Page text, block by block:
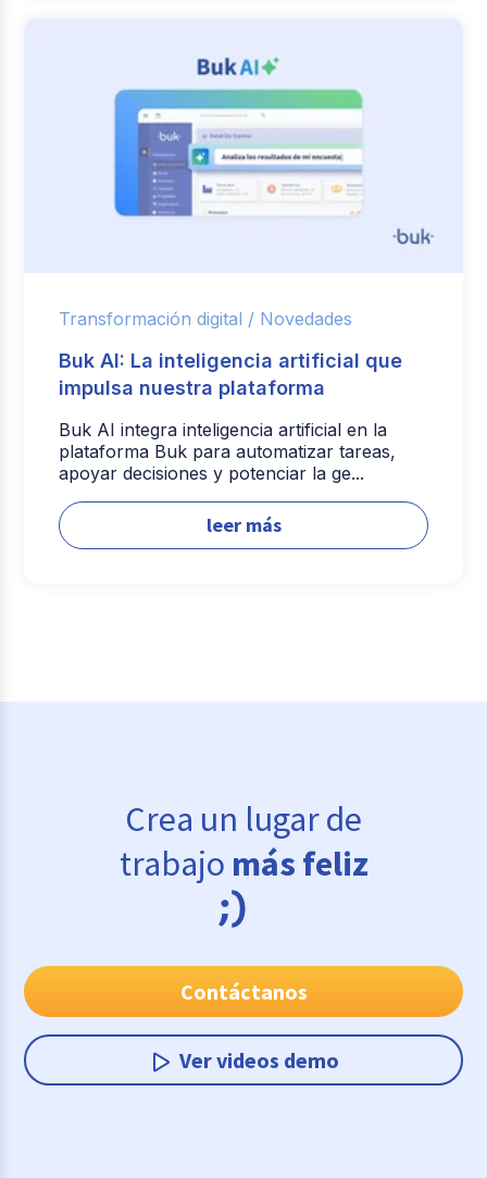
Transformación digital / Novedades
Buk AI: La inteligencia artificial que
impulsa nuestra plataforma
Buk AI integra inteligencia artificial en la
plataforma Buk para automatizar tareas,
apoyar decisiones y potenciar la ge...
leer más
Crea un lugar de
trabajo más feliz
Contáctanos
Ver videos demo